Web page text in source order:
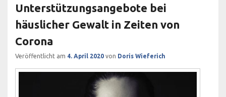
Unterstützungsangebote bei
häuslicher Gewalt in Zeiten von
Corona
Veröffentlicht am 4. April 2020 von Doris Wieferich